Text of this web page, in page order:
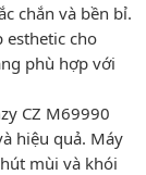
chắn và bền bỉ.
esthetic cho
phù hợp với
CZ M69990
hiệu quả. Máy
mùi và khói